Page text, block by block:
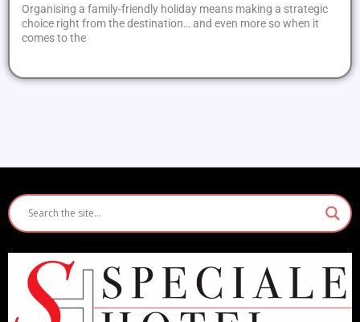
Organising a family-friendly holiday means making a strategic
choice right from the destination… and even more so when it
comes to the